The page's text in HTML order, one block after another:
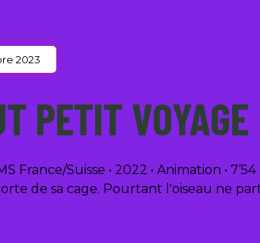
2023
PETIT VOYAGE
France/Suisse • 2022 • Animation •
de sa cage. Pourtant l'oiseau ne